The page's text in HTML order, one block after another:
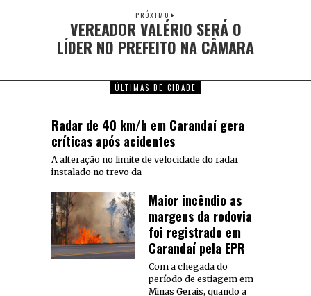
PRÓXIMO
VEREADOR VALÉRIO SERÁ O
LÍDER NO PREFEITO NA CÂMARA
ÚLTIMAS DE CIDADE
Radar de 40 km/h em Carandaí gera
críticas após acidentes
A alteração no limite de velocidade do radar
instalado no trevo da
Maior incêndio as
margens da rodovia
foi registrado em
Carandaí pela EPR
Com a chegada do
período de estiagem em
Minas Gerais, quando a